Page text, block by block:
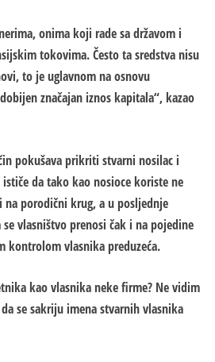
onima koji rade sa državom i
tokovima. Često ta sredstva nisu
to je uglavnom na osnovu
značajan iznos kapitala“, kazao
pokušava prikriti stvarni nosilac i
da tako kao nosioce koriste ne
na porodični krug, a u posljednje
vlasništvo prenosi čak i na pojedine
kontrolom vlasnika preduzeća.
kao vlasnika neke firme? Ne vidim
se sakriju imena stvarnih vlasnika